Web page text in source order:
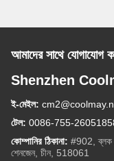
আমাদের সাথে যোগাযোগ
Shenzhen
ই-মেইল:
টেল: 0086-755-
কোম্পানির ঠিকানা: #902, ব্লক
শেনজেন, চীন, 518061